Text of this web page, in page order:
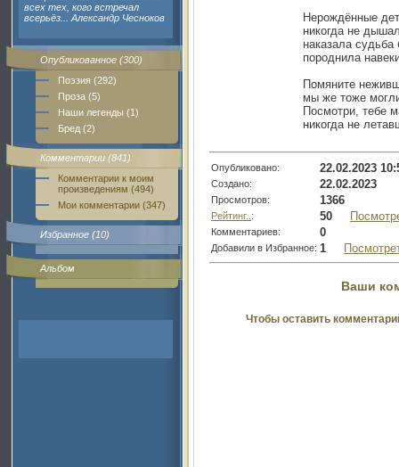
всех тех, кого встречал
всерьёз... Александр Чесноков
Опубликованное (300)
Поэзия (292)
Проза (5)
Наши легенды (1)
Бред (2)
Комментарии (841)
Комментарии к моим
произведениям (494)
Мои комментарии (347)
Избранное (10)
Альбом
Нерождённые
никогда не
наказала судьба
породнила
Помяните
мы же тоже
Посмотри, тебе
никогда не
Опубликовано: 22.02.2023
Создано: 22.02.2023
Просмотров: 1366
Рейтинг.. : 50
Комментариев: 0
Добавили в Избранное: 1
Ваши
Чтобы оставить